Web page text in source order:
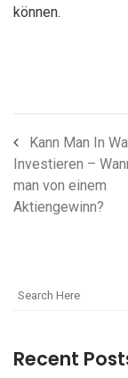
können.
Kann Man In
Investieren –
man von einem
Aktiengewinn?
Recent